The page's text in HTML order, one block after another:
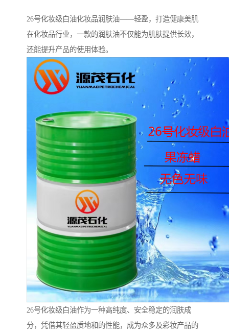
26号化妆级白油化妆品润肤油——轻盈，打造健康美肌
在化妆品行业，一款的润肤油不仅能为肌肤提供长效，
还能提升产品的使用体验。
26号化妆级白油作为一种高纯度、安全稳定的润肤成
分，凭借其轻盈质地和的性能，成为众多及彩妆产品的